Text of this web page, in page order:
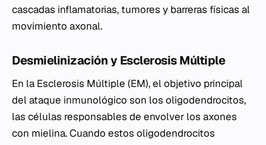
cascadas inflamatorias, tumores y barreras físicas al
movimiento axonal.
Desmielinización y Esclerosis Múltiple
En la Esclerosis Múltiple (EM), el objetivo principal
del ataque inmunológico son los oligodendrocitos,
las células responsables de envolver los axones
con mielina. Cuando estos oligodendrocitos